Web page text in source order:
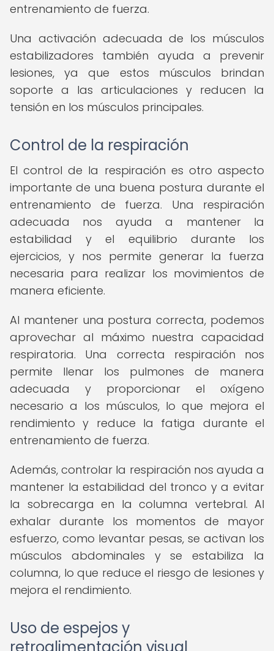
entrenamiento de fuerza.
Una activación adecuada de los músculos
estabilizadores también ayuda a prevenir
lesiones, ya que estos músculos brindan
soporte a las articulaciones y reducen la
tensión en los músculos principales.
Control de la respiración
El control de la respiración es otro aspecto
importante de una buena postura durante el
entrenamiento de fuerza. Una respiración
adecuada nos ayuda a mantener la
estabilidad y el equilibrio durante los
ejercicios, y nos permite generar la fuerza
necesaria para realizar los movimientos de
manera eficiente.
Al mantener una postura correcta, podemos
aprovechar al máximo nuestra capacidad
respiratoria. Una correcta respiración nos
permite llenar los pulmones de manera
adecuada y proporcionar el oxígeno
necesario a los músculos, lo que mejora el
rendimiento y reduce la fatiga durante el
entrenamiento de fuerza.
Además, controlar la respiración nos ayuda a
mantener la estabilidad del tronco y a evitar
la sobrecarga en la columna vertebral. Al
exhalar durante los momentos de mayor
esfuerzo, como levantar pesas, se activan los
músculos abdominales y se estabiliza la
columna, lo que reduce el riesgo de lesiones y
mejora el rendimiento.
Uso de espejos y